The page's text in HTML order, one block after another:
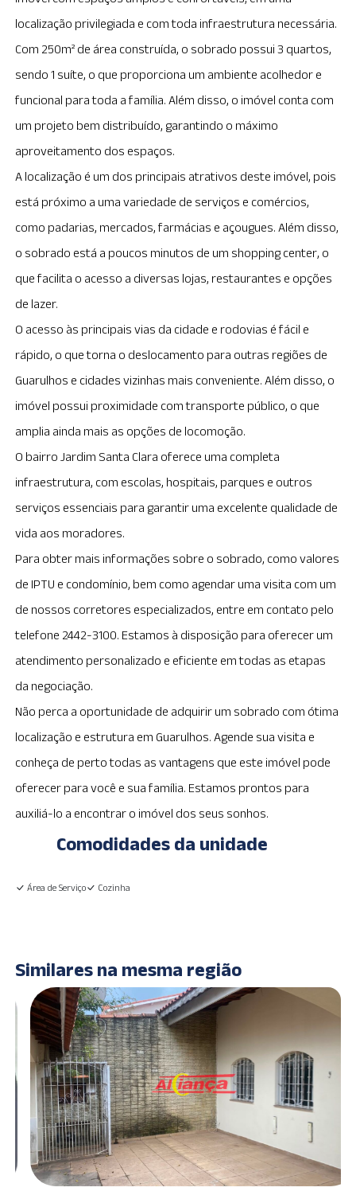
localização privilegiada e com toda infraestrutura necessária.
Com 250m² de área construída, o sobrado possui 3 quartos,
sendo 1 suíte, o que proporciona um ambiente acolhedor e
funcional para toda a família. Além disso, o imóvel conta com
um projeto bem distribuído, garantindo o máximo
aproveitamento dos espaços.
A localização é um dos principais atrativos deste imóvel, pois
está próximo a uma variedade de serviços e comércios,
como padarias, mercados, farmácias e açougues. Além disso,
o sobrado está a poucos minutos de um shopping center, o
que facilita o acesso a diversas lojas, restaurantes e opções
de lazer.
O acesso às principais vias da cidade e rodovias é fácil e
rápido, o que torna o deslocamento para outras regiões de
Guarulhos e cidades vizinhas mais conveniente. Além disso, o
imóvel possui proximidade com transporte público, o que
amplia ainda mais as opções de locomoção.
O bairro Jardim Santa Clara oferece uma completa
infraestrutura, com escolas, hospitais, parques e outros
serviços essenciais para garantir uma excelente qualidade de
vida aos moradores.
Para obter mais informações sobre o sobrado, como valores
de IPTU e condomínio, bem como agendar uma visita com um
de nossos corretores especializados, entre em contato pelo
telefone 2442-3100. Estamos à disposição para oferecer um
atendimento personalizado e eficiente em todas as etapas
da negociação.
Não perca a oportunidade de adquirir um sobrado com ótima
localização e estrutura em Guarulhos. Agende sua visita e
conheça de perto todas as vantagens que este imóvel pode
oferecer para você e sua família. Estamos prontos para
auxiliá-lo a encontrar o imóvel dos seus sonhos.
Comodidades da unidade
Área de Serviço Cozinha
Similares na mesma região